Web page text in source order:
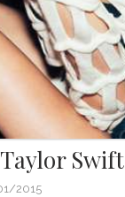
Swift
2015